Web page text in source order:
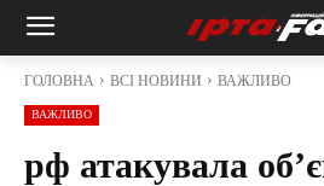
ГОЛОВНА ВСІ НОВИНИ ВАЖЛИВО
ВАЖЛИВО
рф атакувала